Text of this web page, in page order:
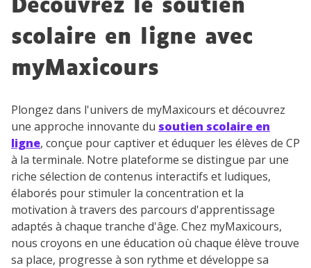
Découvrez le soutien
scolaire en ligne avec
myMaxicours
Plongez dans l'univers de myMaxicours et découvrez
une approche innovante du soutien scolaire en
ligne, conçue pour captiver et éduquer les élèves de CP
à la terminale. Notre plateforme se distingue par une
riche sélection de contenus interactifs et ludiques,
élaborés pour stimuler la concentration et la
motivation à travers des parcours d'apprentissage
adaptés à chaque tranche d'âge. Chez myMaxicours,
nous croyons en une éducation où chaque élève trouve
sa place, progresse à son rythme et développe sa